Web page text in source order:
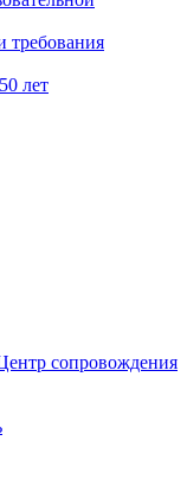
требования
лет
сопровождения